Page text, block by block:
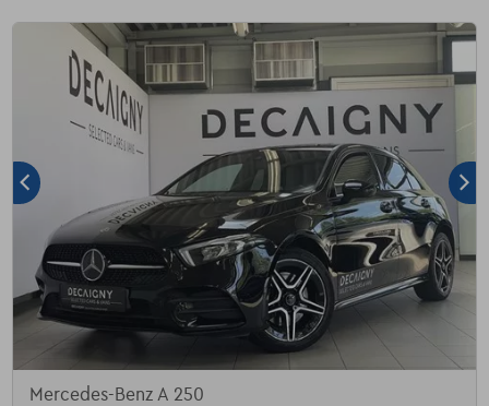
Mercedes-Benz A 250